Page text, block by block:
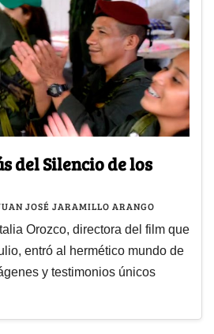
del Silencio de los
JOSÉ JARAMILLO ARANGO
Orozco, directora del film que
entró al hermético mundo de
y testimonios únicos